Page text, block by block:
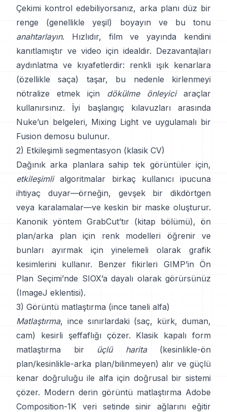
Çekimi kontrol edebiliyorsanız, arka planı düz bir
renge (genellikle yeşil) boyayın ve bu tonu
anahtarlayın. Hızlıdır, film ve yayında kendini
kanıtlamıştır ve video için idealdir. Dezavantajları
aydınlatma ve kıyafetlerdir: renkli ışık kenarlara
(özellikle saça) taşar, bu nedenle kirlenmeyi
nötralize etmek için dökülme önleyiciaraçlar
kullanırsınız. İyi başlangıç kılavuzları arasında
Nuke’un belgeleri, Mixing Light ve uygulamalı bir
Fusion demosu bulunur.
2) Etkileşimli segmentasyon (klasik CV)
Dağınık arka planlara sahip tek görüntüler için,
etkileşimlialgoritmalar birkaç kullanıcı ipucuna
ihtiyaç duyar—örneğin, gevşek bir dikdörtgen
veya karalamalar—ve keskin bir maske oluşturur.
Kanonik yöntem GrabCut’tır (kitap bölümü), ön
plan/arka plan için renk modelleri öğrenir ve
bunları ayırmak için yinelemeli olarak grafik
kesimlerini kullanır. Benzer fikirleri GIMP’in Ön
Plan Seçimi’nde SIOX’a dayalı olarak görürsünüz
(ImageJ eklentisi).
3) Görüntü matlaştırma (ince taneli alfa)
Matlaştırma, ince sınırlardaki (saç, kürk, duman,
cam) kesirli şeffaflığı çözer. Klasik kapalı form
matlaştırma
bir üçlü harita(kesinlikle-ön
plan/kesinlikle-arka plan/bilinmeyen) alır ve güçlü
kenar doğruluğu ile alfa için doğrusal bir sistemi
çözer. Modern derin görüntü matlaştırma Adobe
Composition-1K veri setinde sinir ağlarını eğitir